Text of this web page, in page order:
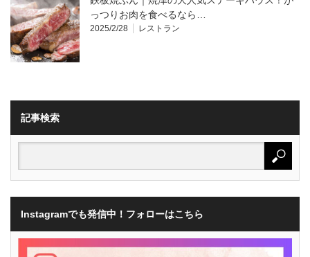
っつりお肉を食べるなら…
2025/2/28 レストラン
記事検索
Instagramでも発信中！フォローはこちら